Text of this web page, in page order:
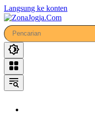
Langsung ke konten